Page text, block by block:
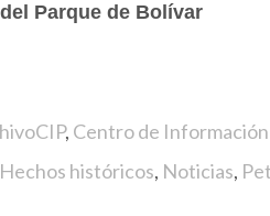
Parque de Bolívar
, Centro de
Hechos históricos, Noticias,